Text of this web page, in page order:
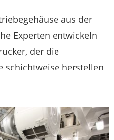
aus der
Experten entwickeln
der die
schichtweise herstellen